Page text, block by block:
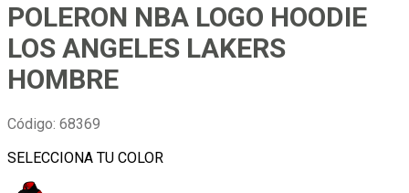
POLERON NBA LOGO HOODIE
LOS ANGELES LAKERS
HOMBRE
Código: 68369